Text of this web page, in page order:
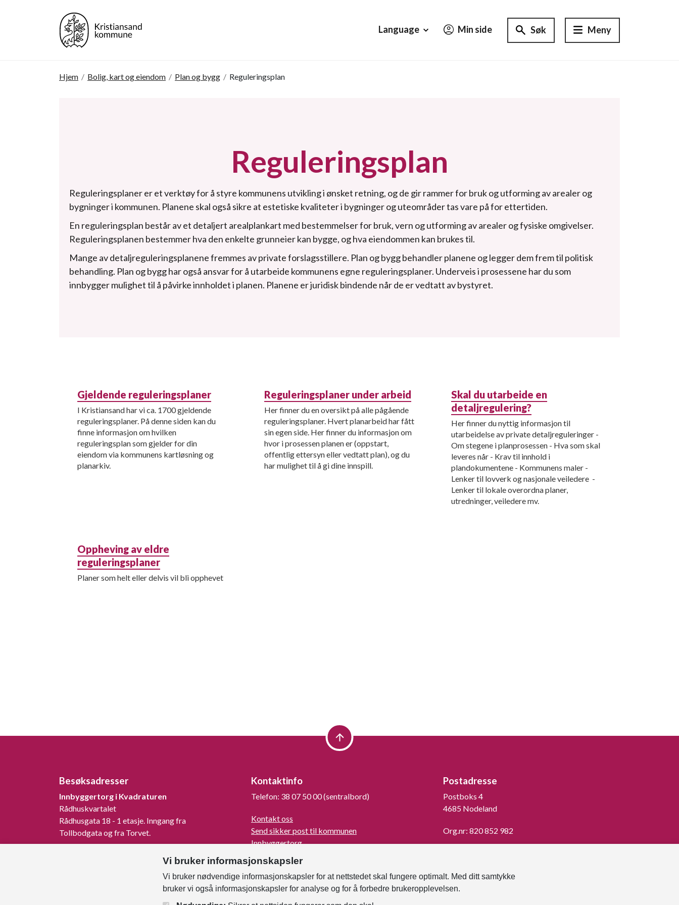
Language
Min side Søk Meny
Hjem / Bolig, kart og eiendom / Plan og bygg / Reguleringsplan
Reguleringsplan
Reguleringsplaner er et verktøy for å styre kommunens utvikling i ønsket retning, og de gir rammer for bruk og utforming av arealer og
bygninger i kommunen. Planene skal også sikre at estetiske kvaliteter i bygninger og uteområder tas vare på for ettertiden.
En reguleringsplan består av et detaljert arealplankart med bestemmelser for bruk, vern og utforming av arealer og fysiske omgivelser.
Reguleringsplanen bestemmer hva den enkelte grunneier kan bygge, og hva eiendommen kan brukes til.
Mange av detaljreguleringsplanene fremmes av private forslagsstillere. Plan og bygg behandler planene og legger dem frem til politisk
behandling. Plan og bygg har også ansvar for å utarbeide kommunens egne reguleringsplaner. Underveis i prosessene har du som
innbygger mulighet til å påvirke innholdet i planen. Planene er juridisk bindende når de er vedtatt av bystyret.
Gjeldende reguleringsplaner
I Kristiansand har vi ca. 1700 gjeldende
reguleringsplaner. På denne siden kan du
finne informasjon om hvilken
reguleringsplan som gjelder for din
eiendom via kommunens kartløsning og
planarkiv.
Reguleringsplaner under arbeid
Her finner du en oversikt på alle pågående
reguleringsplaner. Hvert planarbeid har fått
sin egen side. Her finner du informasjon om
hvor i prosessen planen er (oppstart,
offentlig ettersyn eller vedtatt plan), og du
har mulighet til å gi dine innspill.
Skal du utarbeide en
detaljregulering?
Her finner du nyttig informasjon til
utarbeidelse av private detaljreguleringer -
Om stegene i planprosessen - Hva som skal
leveres når - Krav til innhold i
plandokumentene - Kommunens maler -
Lenker til lovverk og nasjonale veiledere -
Lenker til lokale overordna planer,
utredninger, veiledere mv.
Oppheving av eldre
reguleringsplaner
Planer som helt eller delvis vil bli opphevet
Besøksadresser
Innbyggertorg i Kvadraturen
Rådhuskvartalet
Rådhusgata 18 - 1 etasje. Inngang fra
Tollbodgata og fra Torvet.
Songdalsvegen 53, 4645 Nodeland.
Kontaktinfo
Telefon: 38 07 50 00 (sentralbord)
Kontakt oss
Send sikker post til kommunen
Innbyggertorg
Turistinformasjon
For mediene
Kunngjøringer og høringer
Om Kristiansand
Postadresse
Postboks 4
4685 Nodeland
Org.nr: 820 852 982
Vi bruker informasjonskapsler
Vi bruker nødvendige informasjonskapsler for at nettstedet skal fungere optimalt. Med ditt samtykke
bruker vi også informasjonskapsler for analyse og for å forbedre brukeropplevelsen.